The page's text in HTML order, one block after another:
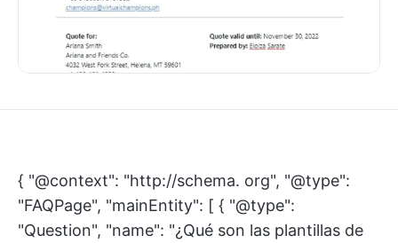
{ "@context": "http://schema. org", "@type":
"FAQPage", "mainEntity": [ { "@type":
"Question", "name": "¿Qué son las plantillas de